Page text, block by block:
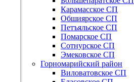
Карамасское СП
Обшиярское СП
Петъяльское СП
Помарское СП
Сотнурское СП
Эмековское СП
Горномарийский район
Виловатовское СП